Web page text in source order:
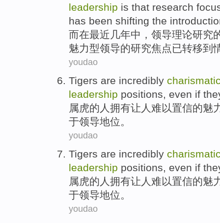
leadership is that research
has been shifting the
而在最近 几年中 ， 领导理论研究
魅力型领导的研究焦点已转移到
youdao
Tigers are incredibly
leadership positions, even if
属虎的人拥有让人难以置信的魅
于领导地位。
youdao
Tigers are incredibly
leadership positions, even if
属虎的人拥有让人难以置信的魅
于领导地位。
youdao